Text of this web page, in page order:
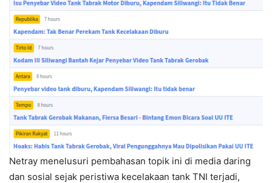
Netray menelusuri pembahasan topik ini di media daring
dan sosial sejak peristiwa kecelakaan tank TNI terjadi,